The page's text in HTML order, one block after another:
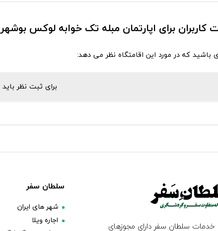
کاربران برای اپارتمان مبله تک خوابه لوکس بوشهر
باشید که در مورد این اقامتگاه نظر می دهد:
برای ثبت نظر باید
خدمات سلطان سفر دارای مجوزهای
سلطان سفر
شهر های ایران
اجاره ویلا